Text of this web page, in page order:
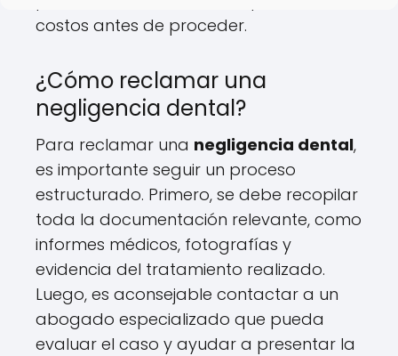
costos antes de proceder.
¿Cómo reclamar una
negligencia dental?
Para reclamar una negligencia dental,
es importante seguir un proceso
estructurado. Primero, se debe recopilar
toda la documentación relevante, como
informes médicos, fotografías y
evidencia del tratamiento realizado.
Luego, es aconsejable contactar a un
abogado especializado que pueda
evaluar el caso y ayudar a presentar la